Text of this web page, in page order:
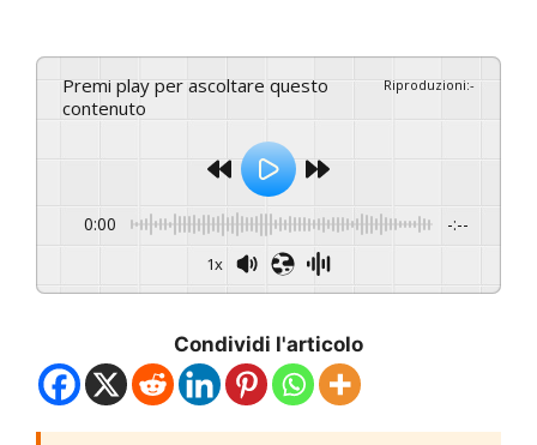
Premi play per ascoltare questo
contenuto
Riproduzioni:-
0:00 -:--
1x
Condividi l'articolo